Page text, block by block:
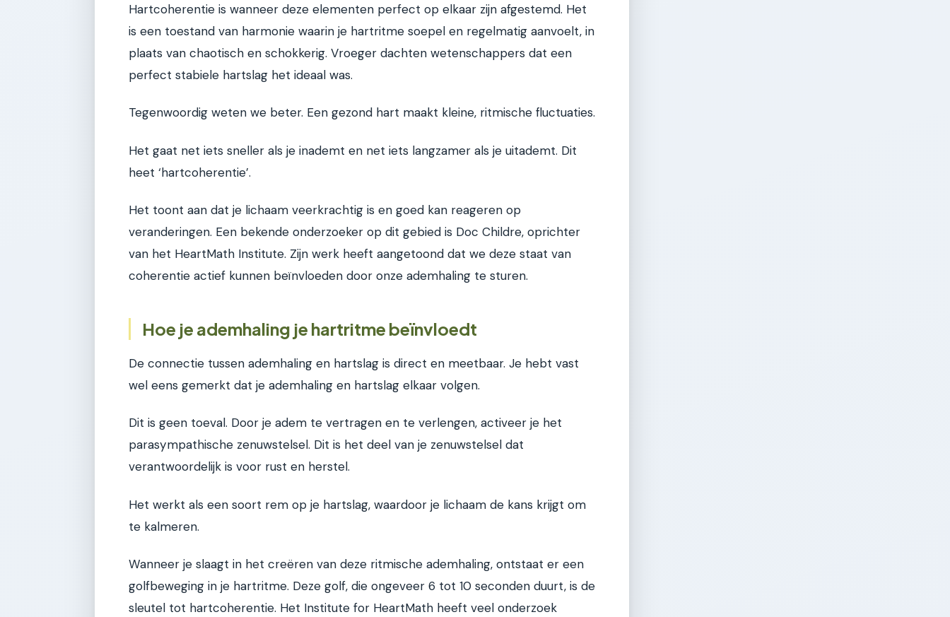
Hartcoherentie is wanneer deze elementen perfect op elkaar zijn afgestemd. Het
is een toestand van harmonie waarin je hartritme soepel en regelmatig aanvoelt, in
plaats van chaotisch en schokkerig. Vroeger dachten wetenschappers dat een
perfect stabiele hartslag het ideaal was.
Tegenwoordig weten we beter. Een gezond hart maakt kleine, ritmische fluctuaties.
Het gaat net iets sneller als je inademt en net iets langzamer als je uitademt. Dit
heet ‘hartcoherentie’.
Het toont aan dat je lichaam veerkrachtig is en goed kan reageren op
veranderingen. Een bekende onderzoeker op dit gebied is Doc Childre, oprichter
van het HeartMath Institute. Zijn werk heeft aangetoond dat we deze staat van
coherentie actief kunnen beïnvloeden door onze ademhaling te sturen.
Hoe je ademhaling je hartritme beïnvloedt
De connectie tussen ademhaling en hartslag is direct en meetbaar. Je hebt vast
wel eens gemerkt dat je ademhaling en hartslag elkaar volgen.
Dit is geen toeval. Door je adem te vertragen en te verlengen, activeer je het
parasympathische zenuwstelsel. Dit is het deel van je zenuwstelsel dat
verantwoordelijk is voor rust en herstel.
Het werkt als een soort rem op je hartslag, waardoor je lichaam de kans krijgt om
te kalmeren.
Wanneer je slaagt in het creëren van deze ritmische ademhaling, ontstaat er een
golfbeweging in je hartritme. Deze golf, die ongeveer 6 tot 10 seconden duurt, is de
sleutel tot hartcoherentie. Het Institute for HeartMath heeft veel onderzoek